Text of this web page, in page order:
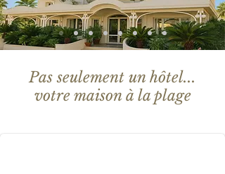
Pas seulement un hôtel...
votre maison à la plage
Chambre Jacuzzi